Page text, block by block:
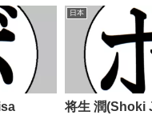
ーザー級
平洋クル
不明) 大谷 隆(館
林)1997/07/28
日本
将生 潤(Shoki